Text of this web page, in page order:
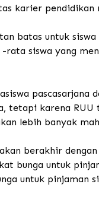
karier pendidikan
batas untuk
rata siswa yang
tetapi karena RUU
lebih banyak
berakhir
bunga untuk
untuk pinjaman